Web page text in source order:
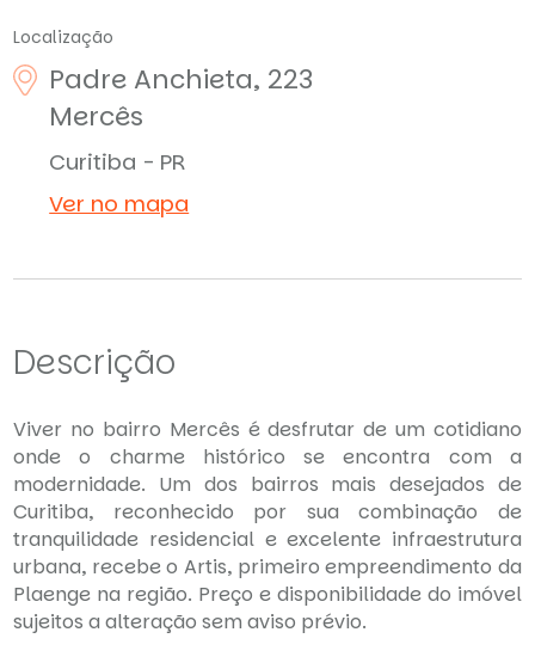
Localização
Padre Anchieta, 223
Mercês
Curitiba - PR
Ver no mapa
Descrição
Viver no bairro Mercês é desfrutar de um cotidiano
onde o charme histórico se encontra com a
modernidade. Um dos bairros mais desejados de
Curitiba, reconhecido por sua combinação de
tranquilidade residencial e excelente infraestrutura
urbana, recebe o Artis, primeiro empreendimento da
Plaenge na região. Preço e disponibilidade do imóvel
sujeitos a alteração sem aviso prévio.